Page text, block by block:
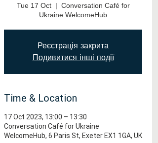
Tue 17 Oct
  |
Conversation Café for
Ukraine WelcomeHub
Реєстрація закрита
Подивитися інші події
Time & Location
17 Oct 2023, 13:00 – 13:30
Conversation Café for Ukraine
WelcomeHub, 6 Paris St, Exeter EX1 1GA, UK